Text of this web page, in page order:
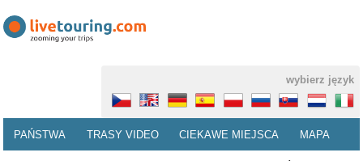
wybierz język
PAŃSTWA TRASY VIDEO CIEKAWE MIEJSCA MAPA